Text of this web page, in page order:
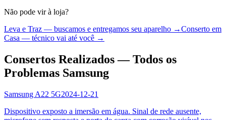
Não pode vir à loja?
Leva e Traz — buscamos e entregamos seu aparelho →Conserto em
Casa — técnico vai até você →
Consertos Realizados — Todos os
Problemas Samsung
Samsung A22 5G2024-12-21
Dispositivo exposto a imersão em água. Sinal de rede ausente,